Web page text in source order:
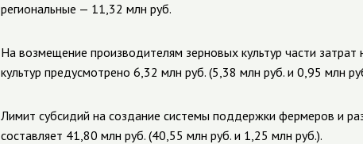
региональные — 11,32 млн руб.
На возмещение производителям зерновых культур части
культур предусмотрено 6,32 млн руб. (5,38 млн руб. и 0,95 млн
Лимит субсидий на создание системы поддержки фермеров и
составляет 41,80 млн руб. (40,55 млн руб. и 1,25 млн руб.).